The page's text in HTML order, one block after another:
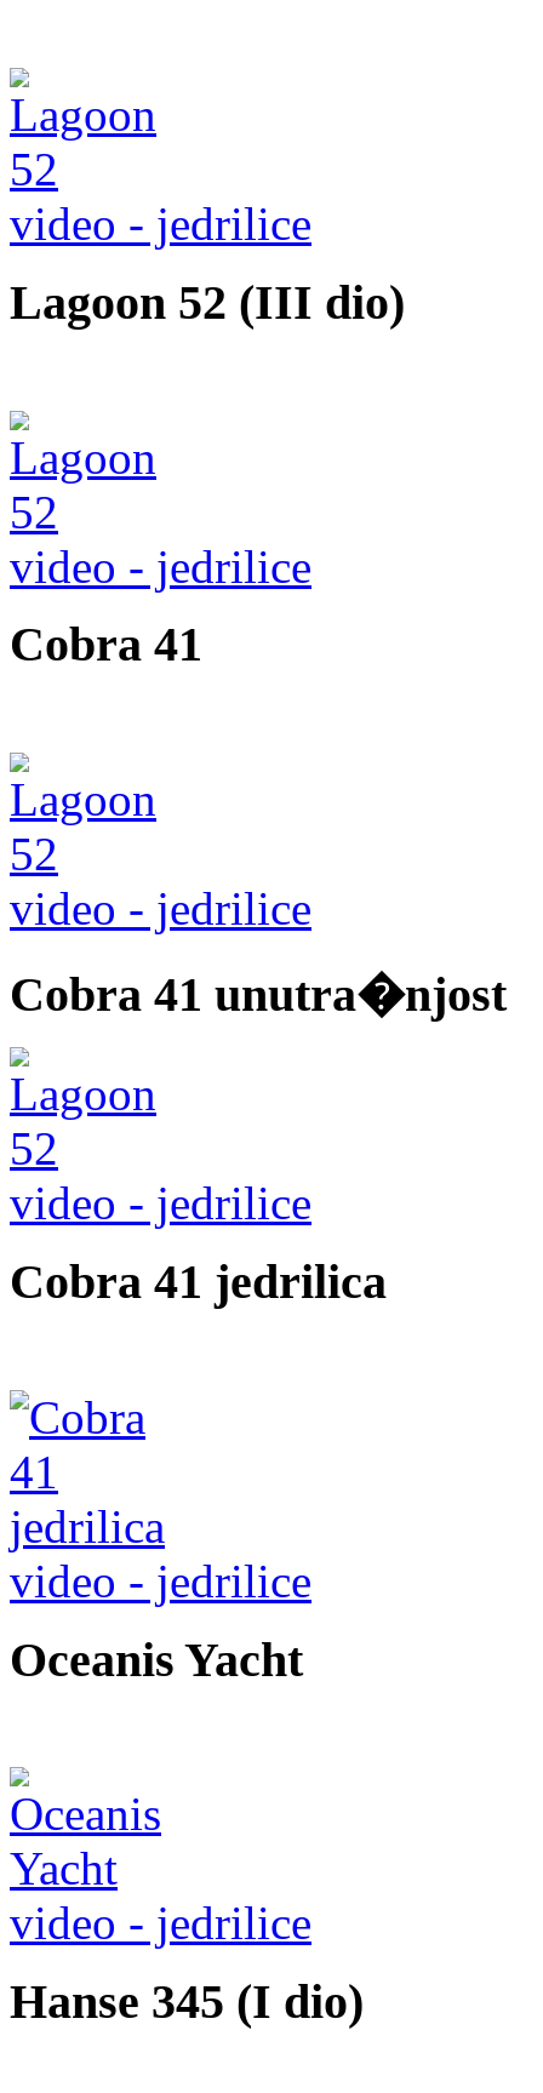
video - jedrilice
Lagoon 52 (III dio)
video - jedrilice
Cobra 41
video - jedrilice
Cobra 41 unutra�njost
video - jedrilice
Cobra 41 jedrilica
video - jedrilice
Oceanis Yacht
video - jedrilice
Hanse 345 (I dio)